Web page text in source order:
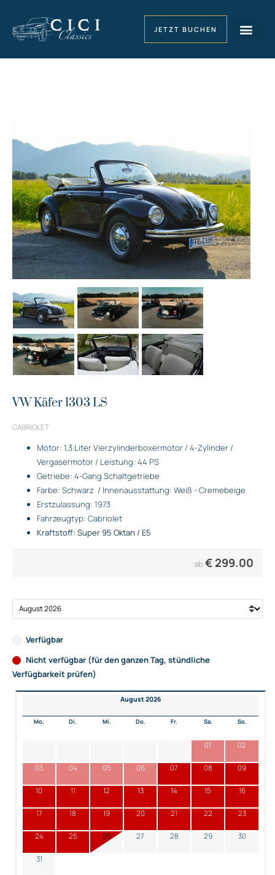
JETZT BUCHEN
VW Käfer 1303 LS
CABRIOLET
Motor: 1,3 Liter Vierzylinderboxermotor / 4-Zylinder /
Vergasermotor / Leistung: 44 PS
Getriebe: 4-Gang Schaltgetriebe
Farbe: Schwarz / Innenausstattung: Weiß - Cremebeige
Erstzulassung: 1973
Fahrzeugtyp: Cabriolet
Kraftstoff: Super 95 Oktan / E5
ab € 299.00
Verfügbar
Nicht verfügbar (für den ganzen Tag, stündliche
Verfügbarkeit prüfen)
August 2026
Mo. Di. Mi. Do. Fr. Sa. So.
01 02
03 04 05 06 07 08 09
10 11 12 13 14 15 16
17 18 19 20 21 22 23
24 25 26 27 28 29 30
31